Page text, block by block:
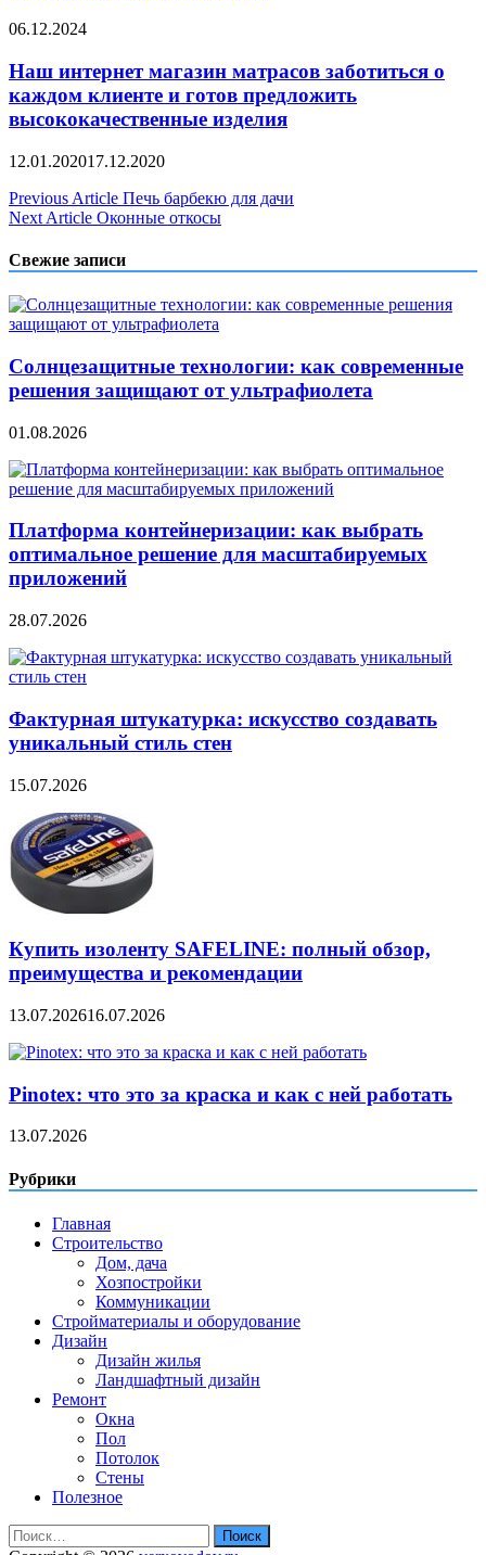
06.12.2024
Наш интернет магазин матрасов заботиться о
каждом клиенте и готов предложить
высококачественные изделия
12.01.202017.12.2020
Навигация
по
записям
Previous Article Печь барбекю для дачи
Next Article Оконные откосы
Свежие записи
Солнцезащитные технологии: как современные
решения защищают от ультрафиолета
01.08.2026
Платформа контейнеризации: как выбрать
оптимальное решение для масштабируемых
приложений
28.07.2026
Фактурная штукатурка: искусство создавать
уникальный стиль стен
15.07.2026
Купить изоленту SAFELINE: полный обзор,
преимущества и рекомендации
13.07.202616.07.2026
Pinotex: что это за краска и как с ней работать
13.07.2026
Рубрики
Главная
Строительство
Дом, дача
Хозпостройки
Коммуникации
Стройматериалы и оборудование
Дизайн
Дизайн жилья
Ландшафтный дизайн
Ремонт
Окна
Пол
Потолок
Стены
Полезное
Найти: